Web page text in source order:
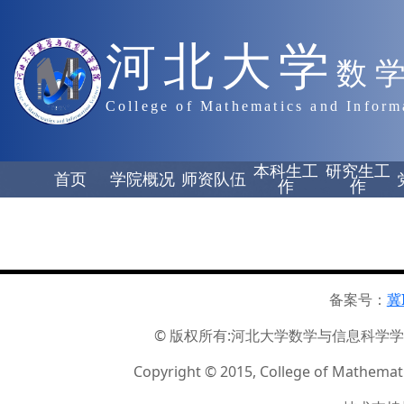
河北大学 数
College of Mathematics and
首页 学院概况 师资队伍 本科生工
作
研究生工
作
备案号：
© 版权所有:河北大学数学与信息科
Copyright © 2015, College of